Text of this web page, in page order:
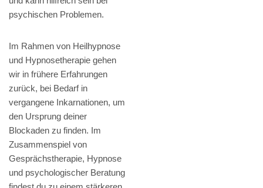
psychischen Problemen.
Im Rahmen von Heilhypnose
und Hypnosetherapie gehen
wir in frühere Erfahrungen
zurück, bei Bedarf in
vergangene Inkarnationen, um
den Ursprung deiner
Blockaden zu finden. Im
Zusammenspiel von
Gesprächstherapie, Hypnose
und psychologischer Beratung